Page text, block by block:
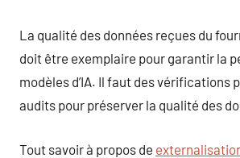
La qualité des données reçues du
doit être exemplaire pour garantir la
modèles d’IA. Il faut des vérifications
audits pour préserver la qualité des
Tout savoir à propos de